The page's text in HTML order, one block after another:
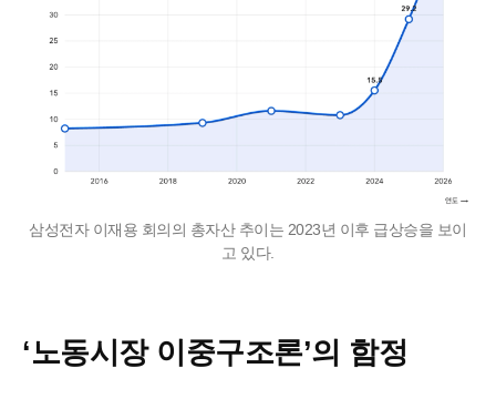
삼성전자 이재용 회의의 총자산 추이는 2023년 이후 급상승을 보이
고 있다.
‘노동시장 이중구조론’의 함정